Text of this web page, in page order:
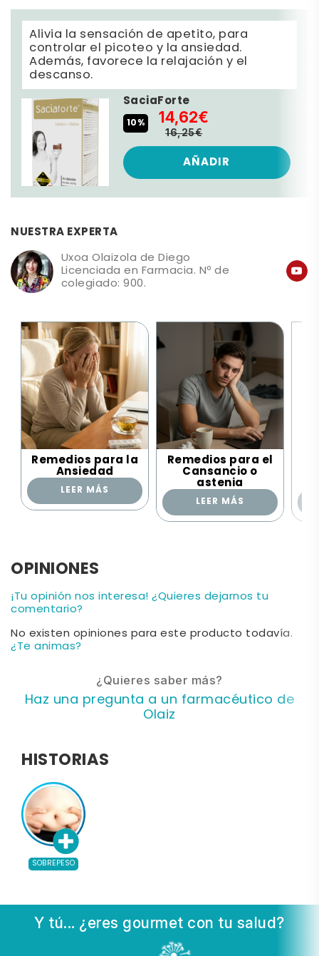
Alivia la sensación de apetito, para
controlar el picoteo y la ansiedad.
Además, favorece la relajación y el
descanso.
SaciaForte
10% 14,62€
16,25€
AÑADIR
NUESTRA EXPERTA
Uxoa Olaizola de Diego
Licenciada en Farmacia. Nº de
colegiado: 900.
Remedios para la
Ansiedad
LEER MÁS
Remedios para el
Cansancio o
astenia
LEER MÁS
OPINIONES
¡Tu opinión nos interesa! ¿Quieres dejarnos tu
comentario?
No existen opiniones para este producto todavía.
¿Te animas?
¿Quieres saber más?
Haz una pregunta a un farmacéutico de
Olaiz
HISTORIAS
SOBREPESO
Y tú... ¿eres gourmet con tu salud?